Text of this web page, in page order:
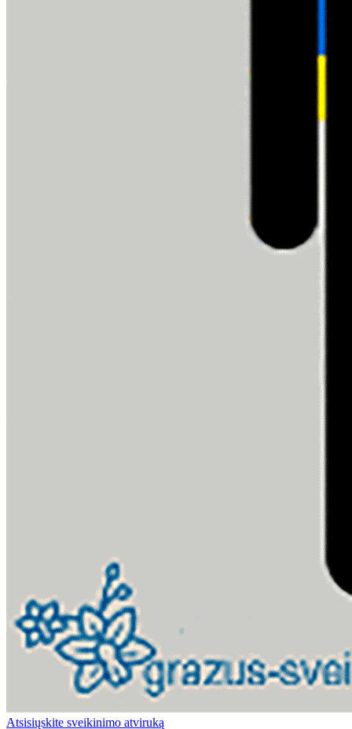
Atsisiųskite sveikinimo atviruką